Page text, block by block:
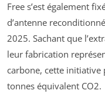
Free s’est également
d’antenne
2025. Sachant que
leur fabrication
carbone, cette initiative
tonnes équivalent CO2.